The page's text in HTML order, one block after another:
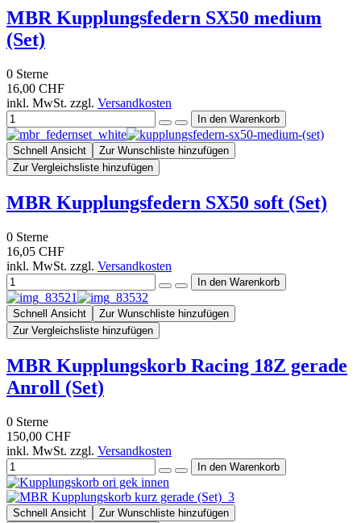
MBR Kupplungsfedern SX50 medium
(Set)
0 Sterne
16,00 CHF
inkl. MwSt. zzgl. Versandkosten
Schnell Ansicht
Zur Wunschliste hinzufügen
Zur Vergleichsliste hinzufügen
MBR Kupplungsfedern SX50 soft (Set)
0 Sterne
16,05 CHF
inkl. MwSt. zzgl. Versandkosten
Schnell Ansicht
Zur Wunschliste hinzufügen
Zur Vergleichsliste hinzufügen
MBR Kupplungskorb Racing 18Z gerade
Anroll (Set)
0 Sterne
150,00 CHF
inkl. MwSt. zzgl. Versandkosten
Schnell Ansicht
Zur Wunschliste hinzufügen